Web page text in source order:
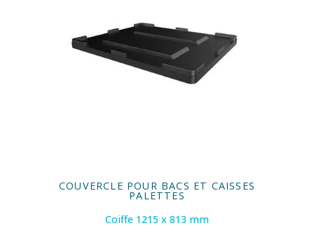
COUVERCLE POUR BACS ET CAISSES
PALETTES
Coiffe 1215 x 813 mm